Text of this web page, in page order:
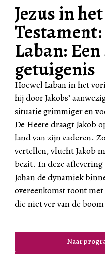
Jezus in
Testament:
Laban:
getuigenis
Hoewel Laban in het
hij door Jakobs’
situatie grimmiger en
De Heere draagt Jakob
land van zijn vaderen.
vertellen, vlucht Jakob
bezit. In deze aflevering
Johan de dynamiek
overeenkomst toont
die niet ver van de
Naar